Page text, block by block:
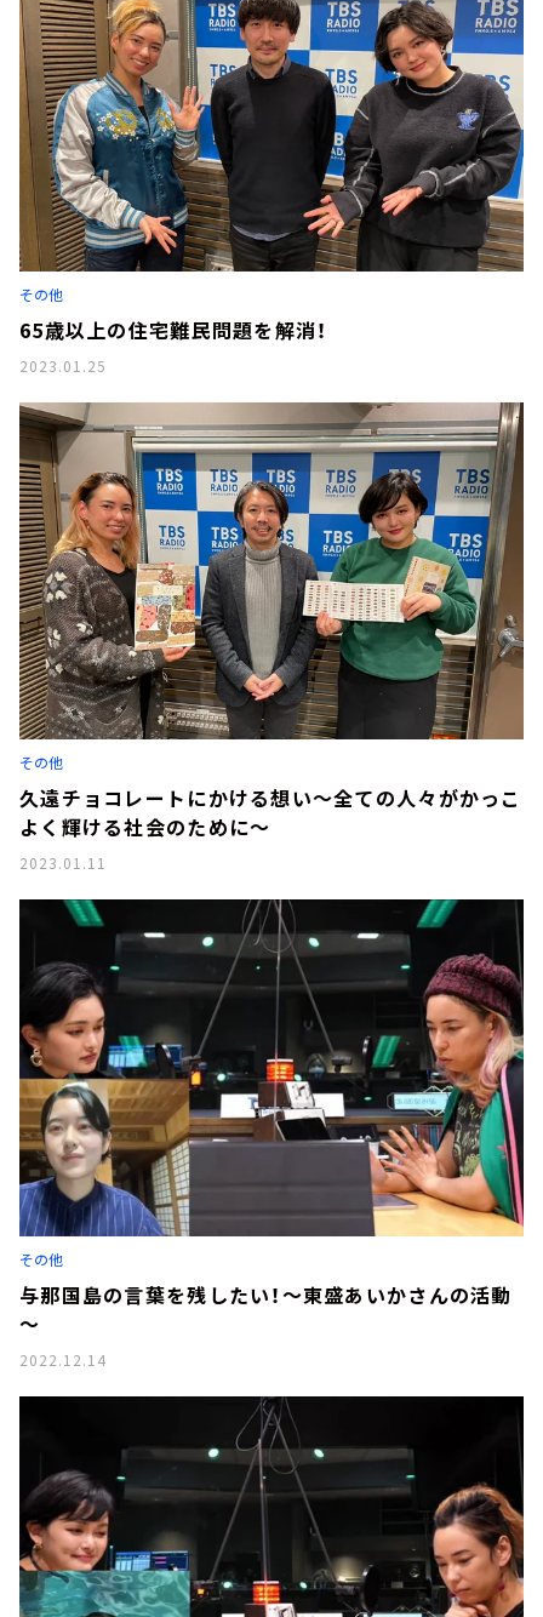
その他
65歳以上の住宅難民問題を解消！
2023.01.25
その他
久遠チョコレートにかける想い～全ての人々がかっこ
よく輝ける社会のために～
2023.01.11
その他
与那国島の言葉を残したい！～東盛あいかさんの活動
～
2022.12.14